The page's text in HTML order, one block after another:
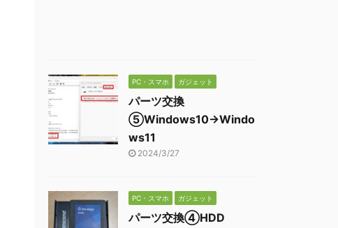
PC・スマホ ガジェット
パーツ交換
⑤Windows10→Windo
ws11
2024/3/27
PC・スマホ ガジェット
パーツ交換④HDD